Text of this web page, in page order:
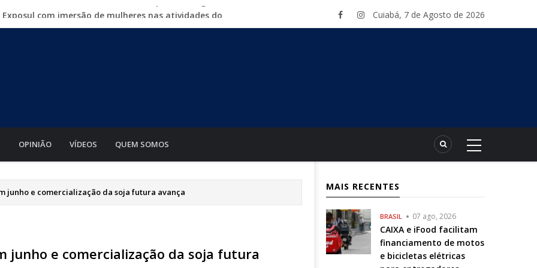
com imersão de mulheres nas atividades do
crimes digitais contra menores
de motos e bicicletas elétricas para entregadores
Cuiabá, 7 de Agosto de 2026
OPINIÃO VÍDEOS QUEM SOMOS
junho e comercialização da soja futura avança
junho e comercialização da soja futura
MAIS RECENTES
BRASIL 07 ago, 2026
CAIXA e iFood facilitam
financiamento de motos
e bicicletas elétricas